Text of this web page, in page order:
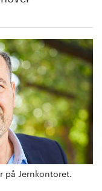
på Jernkontoret.